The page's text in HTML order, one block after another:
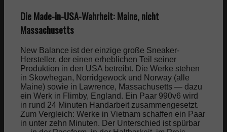
Die Made-in-USA-Wahrheit: Maine, nicht
Massachusetts
New Balance ist der einzige große Sneaker-
Hersteller, der einen erheblichen Teil seiner
Produktion in den USA betreibt. Die Werke stehen
in Skowhegan, Norridgewock und Norway (alle
Maine) sowie in Lawrence, Massachusetts — dazu
ein Werk in Flimby, England. Ein Paar 990v6 wird
in rund 24 Minuten Handarbeit zusammengesetzt.
Zum Vergleich: Werke in Vietnam schaffen ein Paar
in unter zehn Minuten. Der Unterschied ist spürbar